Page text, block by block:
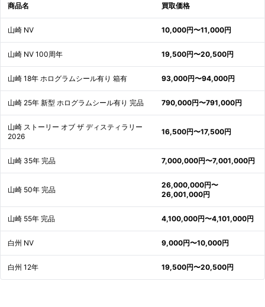
商品名 買取価格
山崎 NV 10,000円〜11,000円
山崎 NV 100周年 19,500円〜20,500円
山崎 18年 ホログラムシール有り 箱有 93,000円〜94,000円
山崎 25年 新型 ホログラムシール有り 完品 790,000円〜791,000円
山崎 ストーリー オブ ザ ディスティラリー
2026
16,500円〜17,500円
山崎 35年 完品 7,000,000円〜7,001,000円
山崎 50年 完品
26,000,000円〜
26,001,000円
山崎 55年 完品 4,100,000円〜4,101,000円
白州 NV 9,000円〜10,000円
白州 12年 19,500円〜20,500円